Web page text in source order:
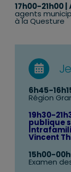
17h00-21h00
agents
à la Questure
6h45-
Région
19h30-
publique
Vincent
15h00-
Examen